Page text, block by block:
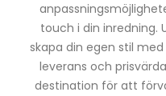
touch i din inredning.
skapa din egen stil
leverans och
destination för att